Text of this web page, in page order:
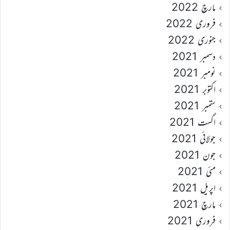
مارچ 2022
فروری 2022
جنوری 2022
دسمبر 2021
نومبر 2021
اکتوبر 2021
ستمبر 2021
اگست 2021
جولائی 2021
جون 2021
مئی 2021
اپریل 2021
مارچ 2021
فروری 2021